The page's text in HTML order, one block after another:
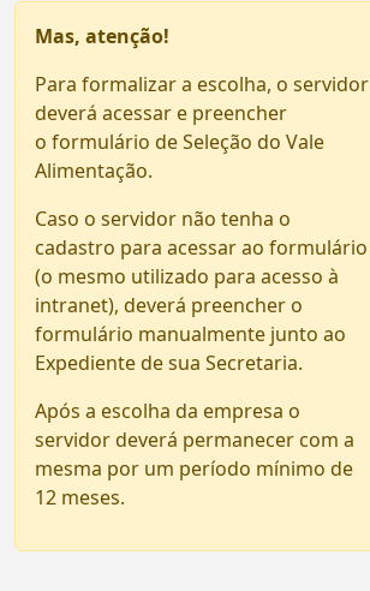
Mas, atenção!
Para formalizar a escolha, o servidor
deverá acessar e preencher
o formulário de Seleção do Vale
Alimentação.
Caso o servidor não tenha o
cadastro para acessar ao formulário
(o mesmo utilizado para acesso à
intranet), deverá preencher o
formulário manualmente junto ao
Expediente de sua Secretaria.
Após a escolha da empresa o
servidor deverá permanecer com a
mesma por um período mínimo de
12 meses.